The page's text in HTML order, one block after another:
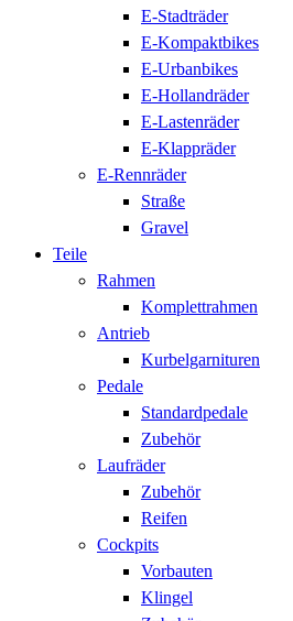
E-Stadträder
E-Kompaktbikes
E-Urbanbikes
E-Hollandräder
E-Lastenräder
E-Klappräder
E-Rennräder
Straße
Gravel
Teile
Rahmen
Komplettrahmen
Antrieb
Kurbelgarnituren
Pedale
Standardpedale
Zubehör
Laufräder
Zubehör
Reifen
Cockpits
Vorbauten
Klingel